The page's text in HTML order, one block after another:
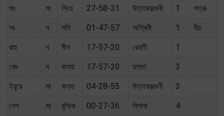
শুঃ মা সিংহ 27-58-31 উত্তরফল্গুনী 1 শত্রু
শঃ ব শনি 01-47-57 অশ্বিনী 1 নীচ
রাহু ব মীন 17-57-20 রেবতী 1
কেঃ ব কন্যা 17-57-20 হস্তা 3
ইয়ুরে মা কন্যা 04-28-55 উত্তরফল্গুনী 3
নেপ মা বৃশ্চিক 00-27-36 বিশাখা 4